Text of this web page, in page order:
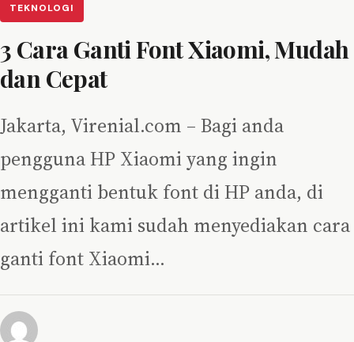
TEKNOLOGI
3 Cara Ganti Font Xiaomi, Mudah
dan Cepat
Jakarta, Virenial.com – Bagi anda
pengguna HP Xiaomi yang ingin
mengganti bentuk font di HP anda, di
artikel ini kami sudah menyediakan cara
ganti font Xiaomi…